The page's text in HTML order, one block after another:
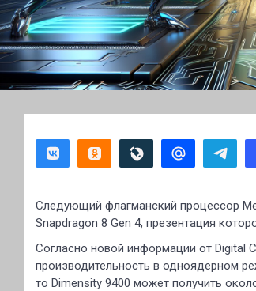
Следующий флагманский процессор
Snapdragon 8 Gen 4, презентация
Согласно новой информации от Digital
производительность в одноядерном
то Dimensity 9400 может получить